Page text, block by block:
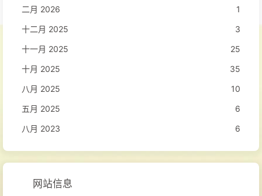
二月 2026
1
十二月 2025
3
十一月 2025
25
十月 2025
35
八月 2025
10
五月 2025
6
八月 2023
6
网站信息